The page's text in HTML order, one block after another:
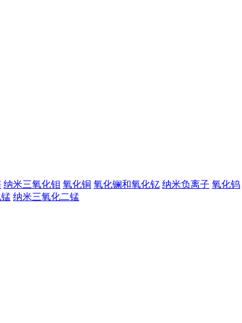
纳米三氧化钼 氧化铜 氧化镧和氧化钇 纳米负离子 氧化钨
纳米三氧化二锰